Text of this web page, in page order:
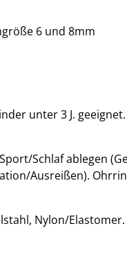
6 und 8mm
unter 3 J.
Schlaf ablegen
Ausreißen).
Nylon/Elastomer.